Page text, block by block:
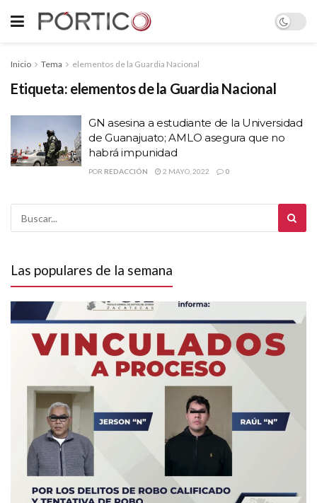
Inicio Tema elementos de la Guardia Nacional
Etiqueta: elementos de la Guardia Nacional
GN asesina a estudiante de la Universidad
de Guanajuato; AMLO asegura que no
habrá impunidad
POR REDACCIÓN 2 MAYO, 2022 0
Las populares de la semana